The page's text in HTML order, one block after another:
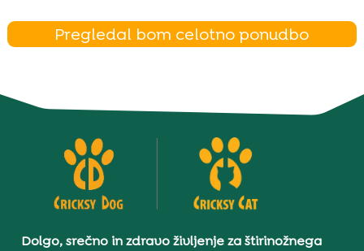
Pregledal bom celotno ponudbo
Dolgo, srečno in zdravo življenje za štirinožnega